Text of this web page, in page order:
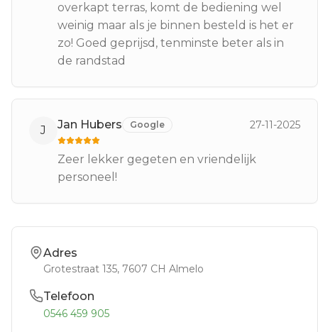
overkapt terras, komt de bediening wel
weinig maar als je binnen besteld is het er
zo! Goed geprijsd, tenminste beter als in
de randstad
J Jan Hubers Google 27-11-2025
Zeer lekker gegeten en vriendelijk
personeel!
Adres
Grotestraat 135, 7607 CH Almelo
Telefoon
0546 459 905